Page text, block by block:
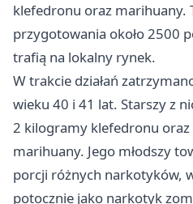
klefedronu oraz marihuany.
przygotowania około 2500
trafią na lokalny rynek.
W trakcie działań
wieku 40 i 41 lat. Starszy z
2 kilogramy klefedronu oraz
marihuany. Jego młodszy
porcji różnych narkotyków,
potocznie jako narkotyk